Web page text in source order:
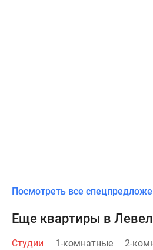
Посмотреть все
Еще квартиры в
Студии 1-комнатные 2-